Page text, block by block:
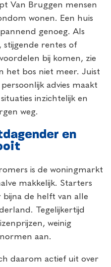
Van Bruggen mensen
wonen. Een huis
genoeg. Als
stijgende rentes of
bij komen, zie
het bos niet meer. Juist
advies maakt
inzichtelijk en
weg.
en
is de woningmarkt
makkelijk. Starters
bijna de helft van alle
Tegelijkertijd
weinig
aan.
daarom actief uit over